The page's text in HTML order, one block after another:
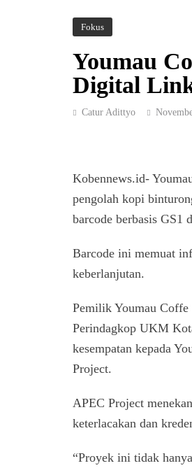
Fokus
Youmau
Digital
Catur Adittyo
Kobennews.id-
pengolah kopi
barcode berbasis GS1
Barcode ini memuat
keberlanjutan.
Pemilik Youmau Coffe
Perindagkop UKM
kesempatan kepada
Project.
APEC Project
keterlacakan dan
“Proyek ini tidak